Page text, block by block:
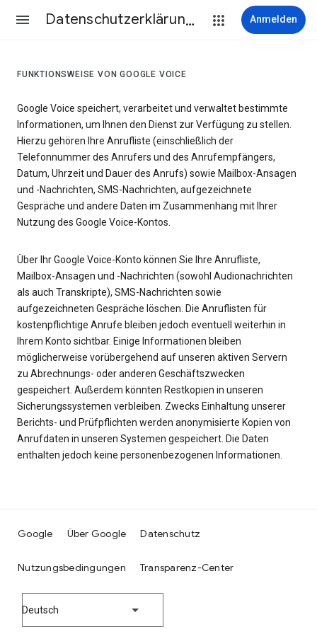
Datenschutzerklärung & Nutzungsbedingungen Anmelden
FUNKTIONSWEISE VON GOOGLE VOICE
Google Voice speichert, verarbeitet und verwaltet bestimmte
Informationen, um Ihnen den Dienst zur Verfügung zu stellen.
Hierzu gehören Ihre Anrufliste (einschließlich der
Telefonnummer des Anrufers und des Anrufempfängers,
Datum, Uhrzeit und Dauer des Anrufs) sowie Mailbox-Ansagen
und -Nachrichten, SMS-Nachrichten, aufgezeichnete
Gespräche und andere Daten im Zusammenhang mit Ihrer
Nutzung des Google Voice-Kontos.
Über Ihr Google Voice-Konto können Sie Ihre Anrufliste,
Mailbox-Ansagen und -Nachrichten (sowohl Audionachrichten
als auch Transkripte), SMS-Nachrichten sowie
aufgezeichneten Gespräche löschen. Die Anruflisten für
kostenpflichtige Anrufe bleiben jedoch eventuell weiterhin in
Ihrem Konto sichtbar. Einige Informationen bleiben
möglicherweise vorübergehend auf unseren aktiven Servern
zu Abrechnungs- oder anderen Geschäftszwecken
gespeichert. Außerdem könnten Restkopien in unseren
Sicherungssystemen verbleiben. Zwecks Einhaltung unserer
Berichts- und Prüfpflichten werden anonymisierte Kopien von
Anrufdaten in unseren Systemen gespeichert. Die Daten
enthalten jedoch keine personenbezogenen Informationen.
Google Über Google Datenschutz
Nutzungsbedingungen Transparenz-Center
Deutsch